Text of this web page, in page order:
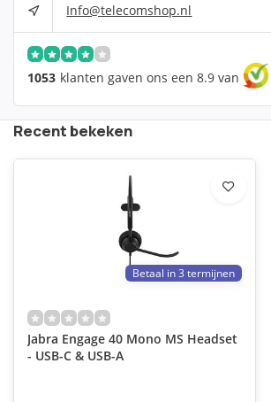
Info@telecomshop.nl
1053 klanten gaven ons een 8.9 van
Recent bekeken
Betaal in 3 termijnen
Jabra Engage 40 Mono MS Headset
- USB-C & USB-A